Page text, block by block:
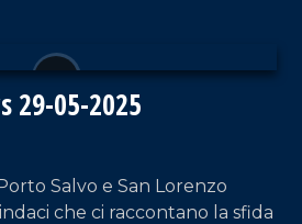
29-05-2025
Salvo e San Lorenzo
che ci raccontano la sfida